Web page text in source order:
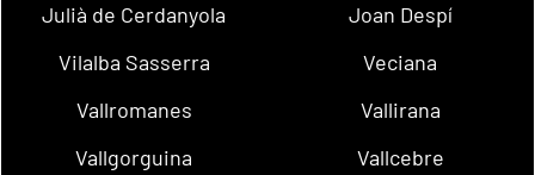
Julià de Cerdanyola
Joan Despí
Vilalba Sasserra
Veciana
Vallromanes
Vallirana
Vallgorguina
Vallcebre